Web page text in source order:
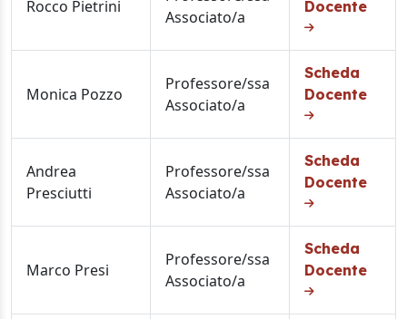
Rocco Pietrini
Associato/a
Docente
Monica Pozzo
Professore/ssa
Associato/a
Scheda
Docente
Andrea
Presciutti
Professore/ssa
Associato/a
Scheda
Docente
Marco Presi
Professore/ssa
Associato/a
Scheda
Docente